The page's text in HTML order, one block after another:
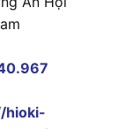
hioki-